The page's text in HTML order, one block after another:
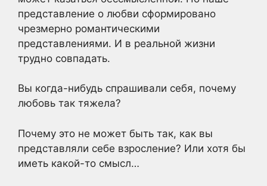
представление о любви сформировано
чрезмерно романтическими
представлениями. И в реальной жизни
трудно совпадать.
Вы когда-нибудь спрашивали себя, почему
любовь так тяжела?
Почему это не может быть так, как вы
представляли себе взросление? Или хотя бы
иметь какой-то смысл…